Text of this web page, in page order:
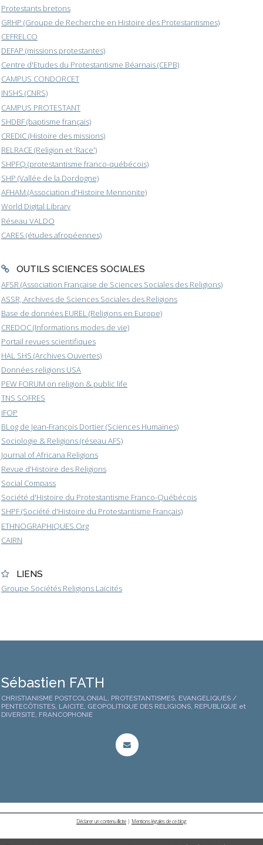
Protestants bretons
GRHP (Groupe de Recherche en Histoire des Protestantismes)
CEFRELCO
DEFAP (missions protestantes)
Centre d'Etudes du Protestantisme Béarnais (CEPB)
CAMPUS CONDORCET
INSHS (CNRS)
CAMPUS PROTESTANT
SHDBF (baptisme français)
CREDIC (Histoire des missions)
RELRACE (Religion et 'Race')
SHPFQ (protestantisme franco-québécois)
SHP (Vallée de la Dordogne)
AFHAM (Association d'Histoire Mennonite)
World Digital Library
Réseau VALDO
CARES (études afropéennes)
OUTILS SCIENCES SOCIALES
AFSR (Association Française de Sciences Sociales des Religions)
ASSR, Archives de Sciences Sociales des Religions
Base de données EUREL (Religions en Europe)
CREDOC (Informations modes de vie)
Portail revues scientifiques
HAL SHS (Archives Ouvertes)
Données religions USA
PEW FORUM on religion & public life
TNS SOFRES
IFOP
BLog de Jean-François Dortier (Sciences Humaines)
Sociologie & Religions (réseau AFS)
Journal of Africana Religions
Revue d'Histoire des Religions
Social Compass
Société d'Histoire du Protestantisme Franco-Québécois
SHPF (Société d'Histoire du Protestantisme Français)
ETHNOGRAPHIQUES.Org
CAIRN
LIENS
Groupe Sociétés Religions Laïcités
Sébastien FATH
CHRISTIANISME POSTCOLONIAL, PROTESTANTISMES, EVANGELIQUES /
PENTECÔTISTES, LAICITE, GEOPOLITIQUE DES RELIGIONS, REPUBLIQUE et
DIVERSITE, FRANCOPHONIE
Déclarer un contenu illicite | Mentions légales de ce blog